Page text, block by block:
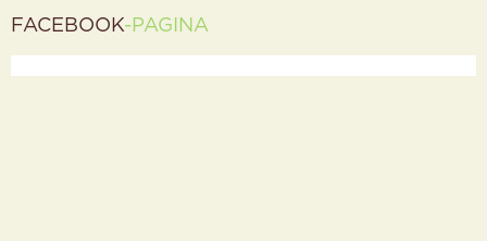
FACEBOOK-PAGINA